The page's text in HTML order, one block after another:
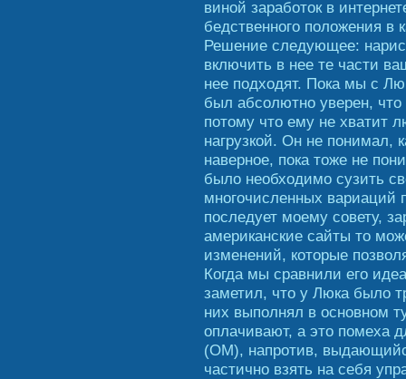
виной заработок в
бедственного положения в
Решение следующее:
включить в нее те части
нее подходят. Пока мы с
был абсолютно уверен,
потому что ему не хватит
нагрузкой. Он не понимал,
наверное, пока тоже не
было необходимо сузить
многочисленных вариаций
последует моему совету,
американские сайты то
изменений, которые
Когда мы сравнили его
заметил, что у Люка было
них выполнял в основном
оплачивают, а это помеха
(ОМ), напротив,
частично взять на себя